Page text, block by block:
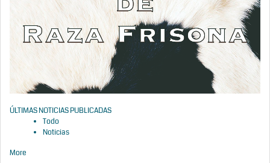
ÚLTIMAS NOTICIAS PUBLICADAS
Todo
Noticias
More